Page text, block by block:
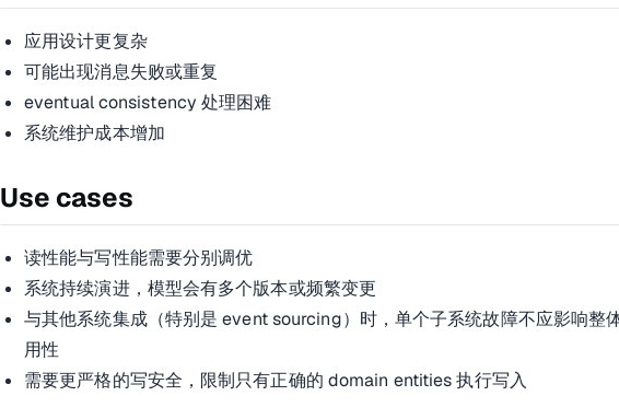
应用设计更复杂
可能出现消息失败或重复
eventual consistency 处理困难
系统维护成本增加
Use cases
读性能与写性能需要分别调优
系统持续演进，模型会有多个版本或频繁变更
与其他系统集成（特别是 event sourcing）时，单个子系统故障不应影响整
用性
需要更严格的写安全，限制只有正确的 domain entities 执行写入